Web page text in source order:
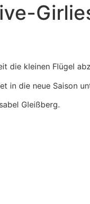
die kleinen Flügel
in die neue Saison
Gleißberg.